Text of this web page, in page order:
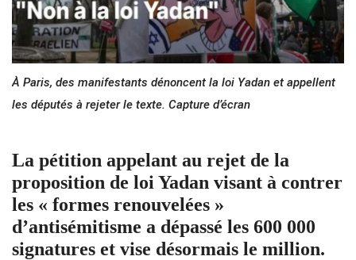
À Paris, des manifestants dénoncent la loi Yadan et appellent
les députés à rejeter le texte. Capture d’écran
La pétition appelant au rejet de la
proposition de loi Yadan visant à contrer
les « formes renouvelées »
d’antisémitisme a dépassé les 600 000
signatures et vise désormais le million.